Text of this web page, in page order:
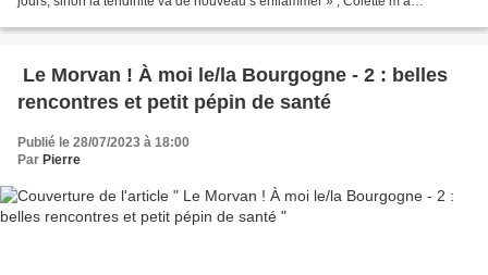
Le Morvan ! À moi le/la Bourgogne - 2 : belles
rencontres et petit pépin de santé
Publié le 28/07/2023 à 18:00
Par Pierre